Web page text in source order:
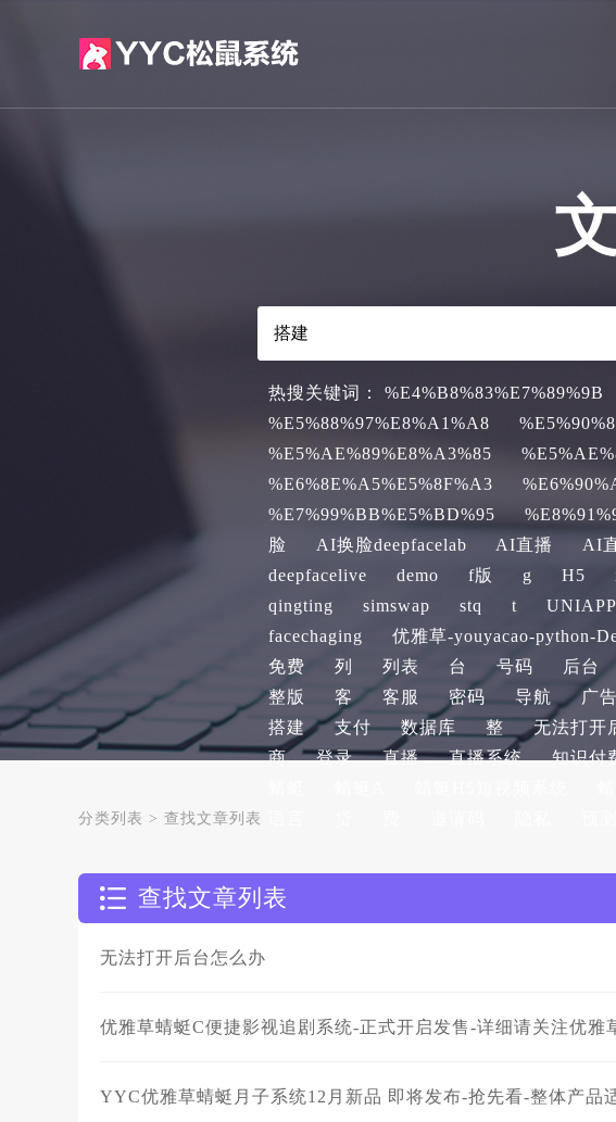
热搜关键词： %E4%B8%83%E7%89%9B
%E5%88%97%E8%A1%A8
%E5%AE%89%E8%A3%85
%E6%8E%A5%E5%8F%A3
%E7%99%BB%E5%BD%95
脸
AI换脸deepfacelab AI直播 AI
deepfacelive
demo f版 g H5
qingting
simswap stq t UNIAPP
facechaging
优雅草-youyacao-python-
免费
列 列表 台 号码 后台
整版
客 客服 密码 导航 广告
搭建
支付 数据库 整 无法打开
商
登录 直播 直播系统 知识付
分类列表 > 查找文章列表
查找文章列表
无法打开后台怎么办
优雅草蜻蜓C便捷影视追剧系统-正式开启发售-详细请关注优雅
YYC优雅草蜻蜓月子系统12月新品 即将发布-抢先看-整体产品